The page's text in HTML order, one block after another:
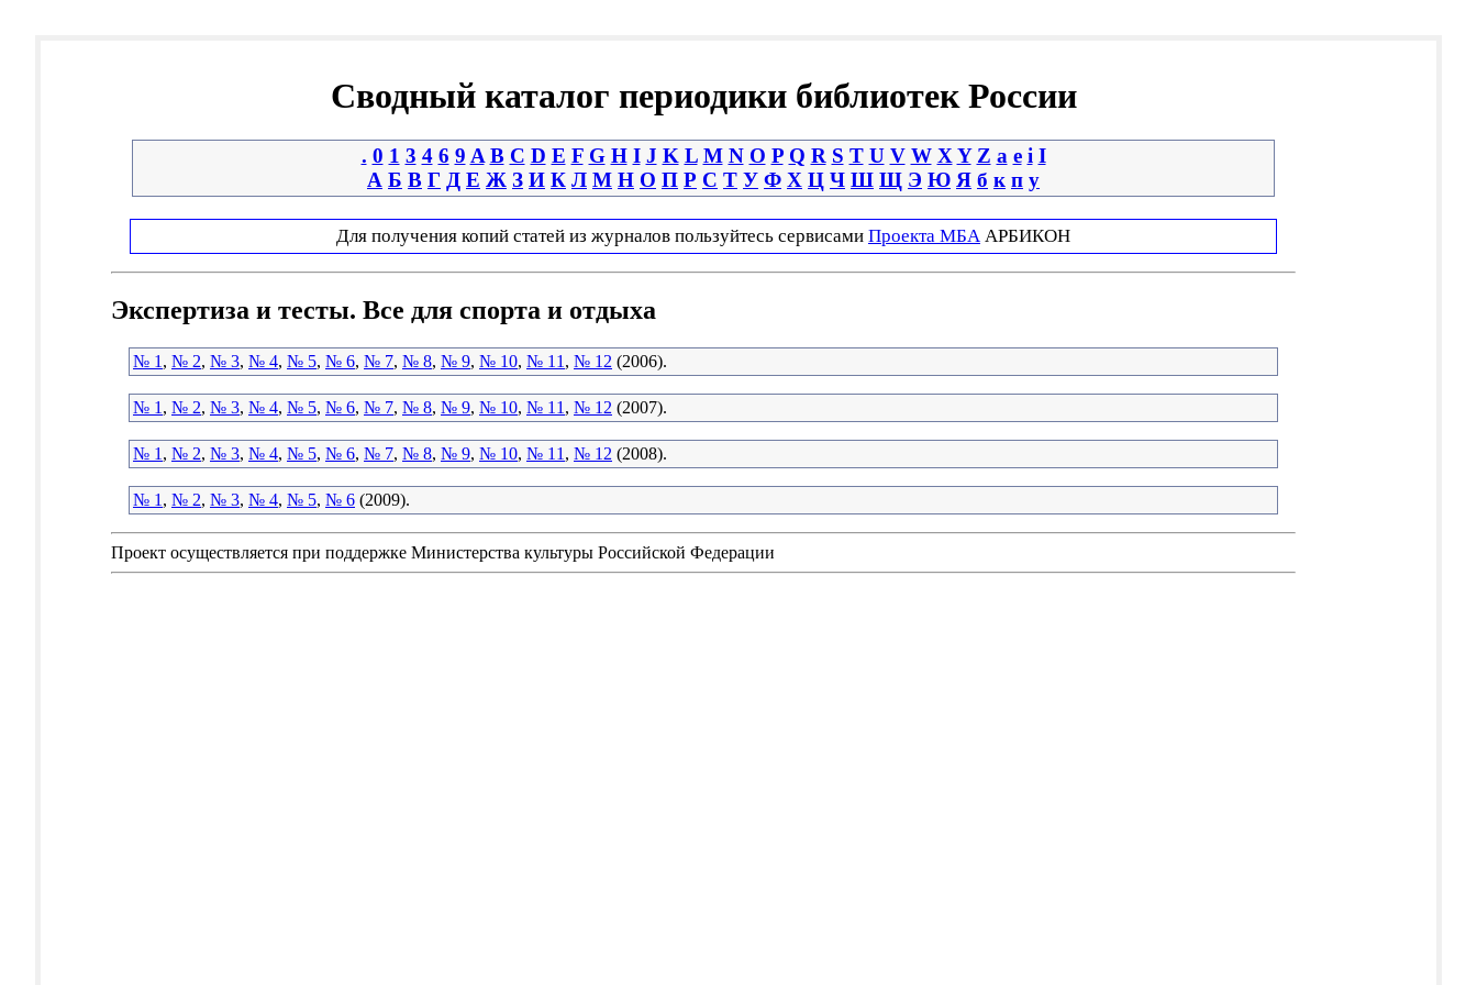
Сводный каталог периодики библиотек России
. 0 1 3 4 6 9 A B C D E F G H I J K L M N O P Q R S T U V W X Y Z a e i І
А Б В Г Д Е Ж З И К Л М Н О П Р С Т У Ф Х Ц Ч Ш Щ Э Ю Я б к п у
Для получения копий статей из журналов пользуйтесь сервисами Проекта МБА АРБИКОН
Экспертиза и тесты. Все для спорта и отдыха
№ 1 , № 2, № 3, № 4, № 5, № 6, № 7, № 8, № 9, № 10, № 11 , № 12 (2006).
№ 1 , № 2, № 3, № 4, № 5, № 6, № 7, № 8, № 9, № 10, № 11 , № 12 (2007).
№ 1 , № 2, № 3, № 4, № 5, № 6, № 7, № 8, № 9, № 10, № 11 , № 12 (2008).
№ 1 , № 2, № 3, № 4, № 5, № 6 (2009).
Проект осуществляется при поддержке Министерства культуры Российской Федерации